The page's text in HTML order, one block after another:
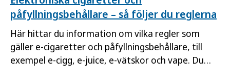
anmälda tobaksfria nikotinprodukter.
påfyllningsbehållare – så följer du reglerna
Här hittar du information om vilka regler som
gäller e-cigaretter och påfyllningsbehållare, till
exempel e-cigg, e-juice, e-vätskor och vape. Du